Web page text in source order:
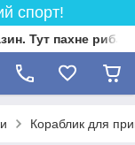
спорт!
Тут пахне
Кораблик для